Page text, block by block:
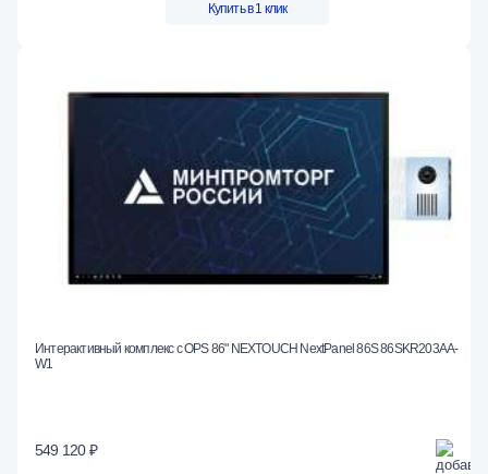
Купить в 1 клик
Интерактивный комплекс с OPS 86" NEXTOUCH NextPanel 86S 86SKR203AA-
W1
549 120 ₽